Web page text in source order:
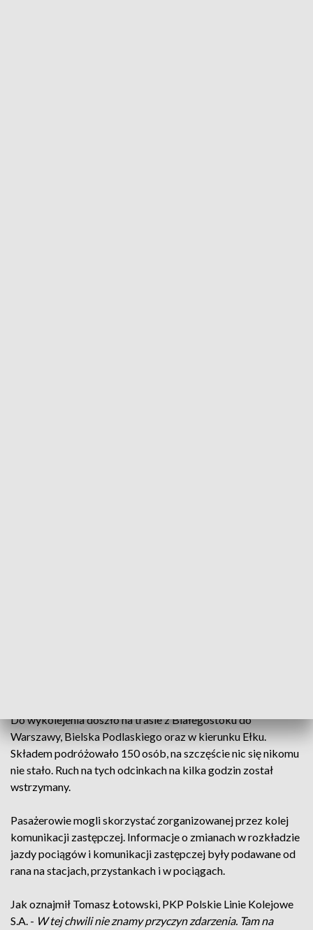
Do wykolejenia doszło na trasie z Białegostoku do
Warszawy, Bielska Podlaskiego oraz w kierunku Ełku.
Składem podróżowało 150 osób, na szczęście nic się nikomu
nie stało. Ruch na tych odcinkach na kilka godzin został
wstrzymany.
Pasażerowie mogli skorzystać zorganizowanej przez kolej
komunikacji zastępczej. Informacje o zmianach w rozkładzie
jazdy pociągów i komunikacji zastępczej były podawane od
rana na stacjach, przystankach i w pociągach.
Jak oznajmił Tomasz Łotowski, PKP Polskie Linie Kolejowe
S.A. - W tej chwili nie znamy przyczyn zdarzenia. Tam na